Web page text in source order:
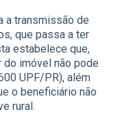
a transmissão de
que passa a ter
estabelece que,
do imóvel não pode
UPF/PR), além
o beneficiário não
rural.